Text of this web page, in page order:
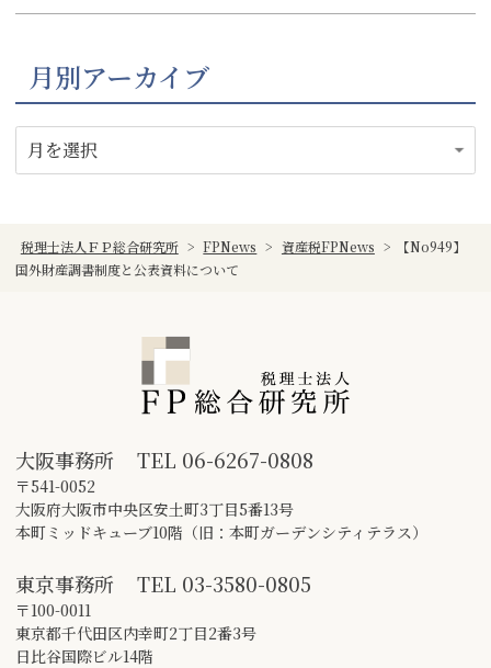
月別アーカイブ
税理士法人ＦＰ総合研究所 > FPNews > 資産税FPNews >
【No949】
国外財産調書制度と公表資料について
大阪事務所 TEL 06-6267-0808
〒541-0052
大阪府大阪市中央区安土町3丁目5番13号
本町ミッドキューブ10階（旧：本町ガーデンシティテラス）
東京事務所 TEL 03-3580-0805
〒100-0011
東京都千代田区内幸町2丁目2番3号
日比谷国際ビル14階